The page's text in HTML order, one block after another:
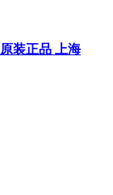
装正品 上海